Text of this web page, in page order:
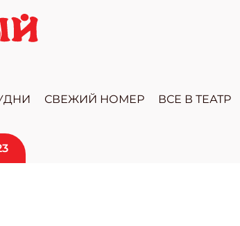
СВЕЖИЙ НОМЕР ВСЕ В ТЕАТР